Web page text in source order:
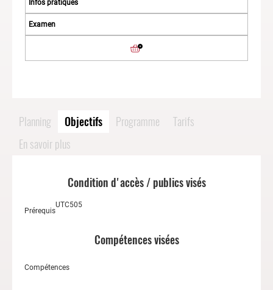
Planning Objectifs Programme
Tarifs
En savoir plus
Condition d'accès / publics visés
Prérequis
UTC505
Compétences visées
Compétences